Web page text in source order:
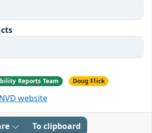
Reports Team Doug Flick
website
To clipboard